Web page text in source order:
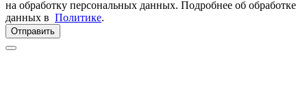
на обработку персональных данных. Подробнее об обработке
данных в Политике.
Отправить